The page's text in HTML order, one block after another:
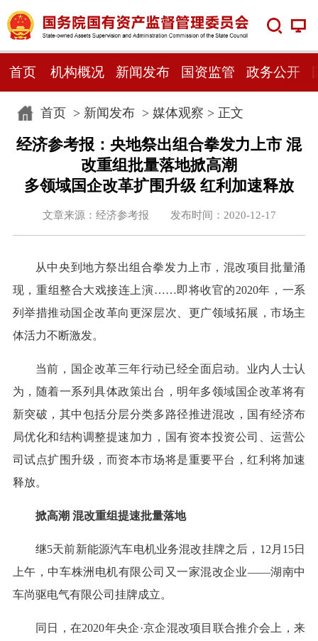
首页 机构概况 新闻发布 国资监管 政务公开
首页> 新闻发布> 媒体观察 > 正文
经济参考报：央地祭出组合拳发力上市 混
改重组批量落地掀高潮
多领域国企改革扩围升级 红利加速释放
文章来源：经济参考报 发布时间：2020-12-17
从中央到地方祭出组合拳发力上市，混改项目批量涌
现，重组整合大戏接连上演……即将收官的2020年，一系
列举措推动国企改革向更深层次、更广领域拓展，市场主
体活力不断激发。
当前，国企改革三年行动已经全面启动。业内人士认
为，随着一系列具体政策出台，明年多领域国企改革将有
新突破，其中包括分层分类多路径推进混改，国有经济布
局优化和结构调整提速加力，国有资本投资公司、运营公
司试点扩围升级，而资本市场将是重要平台，红利将加速
释放。
掀高潮 混改重组提速批量落地
继5天前新能源汽车电机业务混改挂牌之后，12月15日
上午，中车株洲电机有限公司又一家混改企业——湖南中
车尚驱电气有限公司挂牌成立。
同日，在2020年央企·京企混改项目联合推介会上，来